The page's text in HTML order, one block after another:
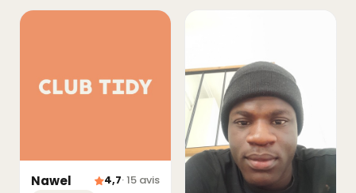
Nawel 4,7· 15 avis